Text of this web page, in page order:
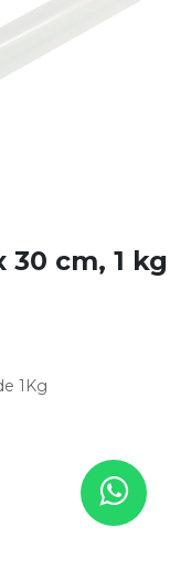
30 cm, 1 kg
1Kg